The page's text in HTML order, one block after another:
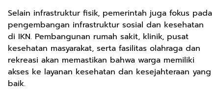
Selain infrastruktur fisik, pemerintah juga fokus pada
pengembangan infrastruktur sosial dan kesehatan
di IKN. Pembangunan rumah sakit, klinik, pusat
kesehatan masyarakat, serta fasilitas olahraga dan
rekreasi akan memastikan bahwa warga memiliki
akses ke layanan kesehatan dan kesejahteraan yang
baik.